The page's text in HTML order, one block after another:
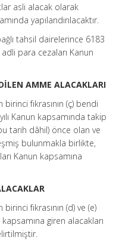
asli alacak olarak
yapılandırılacaktır.
tahsil dairelerince 6183
para cezaları Kanun
AMME ALACAKLARI
fıkrasının (ç) bendi
Kanun kapsamında takip
tarih dâhil) önce olan ve
bulunmakla birlikte,
Kanun kapsamına
fıkrasının (d) ve (e)
giren alacakları